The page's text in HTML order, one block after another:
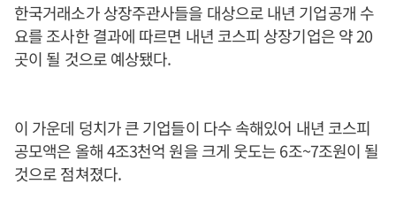
한국거래소가 상장주관사들을 대상으로 내년 기업공개 수
요를 조사한 결과에 따르면 내년 코스피 상장기업은 약 20
곳이 될 것으로 예상됐다.
이 가운데 덩치가 큰 기업들이 다수 속해있어 내년 코스피
공모액은 올해 4조3천억 원을 크게 웃도는 6조~7조원이 될
것으로 점쳐졌다.